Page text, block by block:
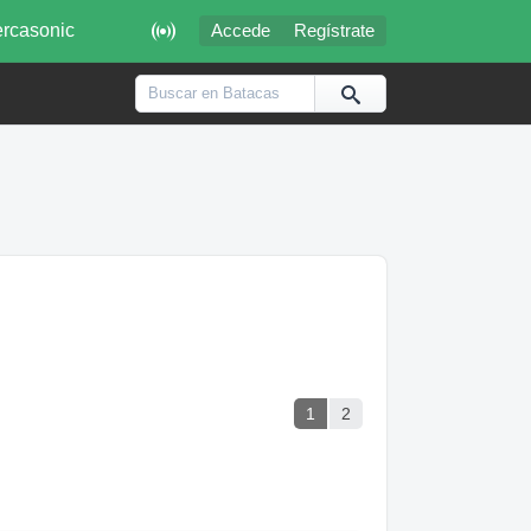
 Accede Regístrate
1 2